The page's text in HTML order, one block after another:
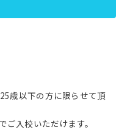
歳以下の方に限らせて頂
入校いただけます。